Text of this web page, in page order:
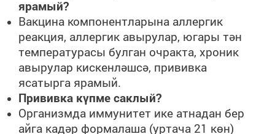
ярамый?
Вакцина компонентларына аллергик
реакция, аллергик авырулар, югары тән
температурасы булган очракта, хроник
авырулар кискенләшсә, прививка
ясатырга ярамый.
Прививка күпме саклый?
Организмда иммунитет ике атнадан бер
айга кадәр формалаша (уртача 21 көн)